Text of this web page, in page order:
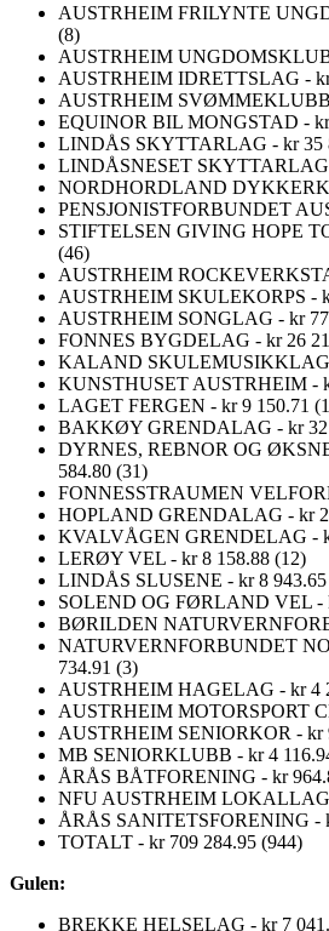
AUSTRHEIM FRILYNTE
(8)
AUSTRHEIM
AUSTRHEIM IDRETTSLAG -
AUSTRHEIM SVØMMEKLUBB
EQUINOR BIL MONGSTAD -
LINDÅS SKYTTARLAG - kr 35
LINDÅSNESET SKYTTARLAG
NORDHORDLAND
PENSJONISTFORBUNDET
STIFTELSEN GIVING HOPE
(46)
AUSTRHEIM
AUSTRHEIM SKULEKORPS -
AUSTRHEIM SONGLAG - kr 77
FONNES BYGDELAG - kr 26
KALAND SKULEMUSIKKLAG
KUNSTHUSET AUSTRHEIM -
LAGET FERGEN - kr 9 150.71
BAKKØY GRENDALAG - kr 32
DYRNES, REBNOR OG
584.80 (31)
FONNESSTRAUMEN
HOPLAND GRENDALAG - kr
KVALVÅGEN GRENDELAG -
LERØY VEL - kr 8 158.88 (12)
LINDÅS SLUSENE - kr 8 943.65
SOLEND OG FØRLAND VEL -
BØRILDEN
NATURVERNFORBUNDET
734.91 (3)
AUSTRHEIM HAGELAG - kr 4
AUSTRHEIM MOTORSPORT
AUSTRHEIM SENIORKOR - kr
MB SENIORKLUBB - kr 4
ÅRÅS BÅTFORENING - kr
NFU AUSTRHEIM LOKALLAG
ÅRÅS SANITETSFORENING -
TOTALT - kr 709 284.95 (944)
Gulen:
BREKKE HELSELAG - kr 7